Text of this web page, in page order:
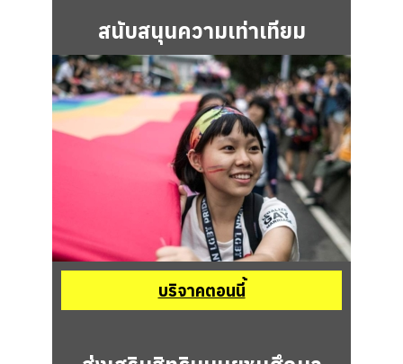
สนับสนุนความเท่าเทียม
บริจาคตอนนี้